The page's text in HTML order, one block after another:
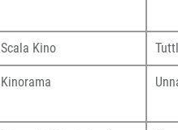
Scala Kino
Kinorama